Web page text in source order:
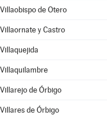
Villaobispo de Otero
Villaornate y Castro
Villaquejida
Villaquilambre
Villarejo de Órbigo
Villares de Órbigo